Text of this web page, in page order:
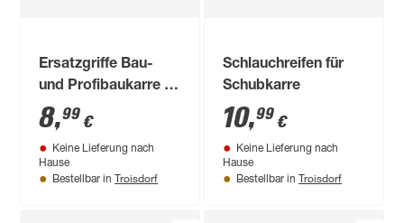
Ersatzgriffe Bau-
und Profibaukarre Ø
32 mm 2 Stück
8,99 €
Keine Lieferung nach
Hause
Bestellbar in Troisdorf
Schlauchreifen für
Schubkarre
10,99 €
Keine Lieferung nach
Hause
Bestellbar in Troisdorf